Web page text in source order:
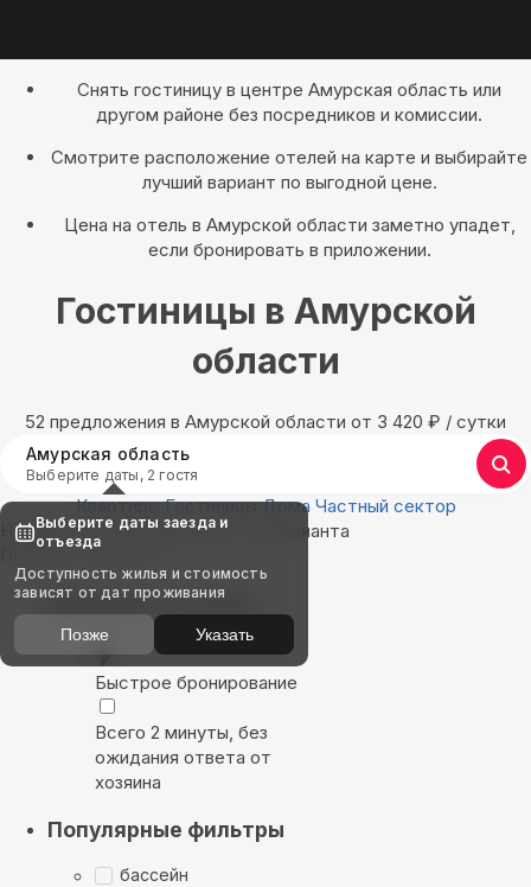
Снять гостиницу в центре Амурская область или
другом районе без посредников и комиссии.
Смотрите расположение отелей на карте и выбирайте
лучший вариант по выгодной цене.
Цена на отель в Амурской области заметно упадет,
если бронировать в приложении.
Гостиницы в Амурской
области
52 предложения в Амурской области oт 3 420 ₽ / сутки
Амурская область
Выберите даты, 2 гостя
Квартиры Гостиницы Дома Частный сектор
Найдём, где остановиться : 52 варианта
Показать на карте
Выбирайте лучшее
Быстрое бронирование
Всего 2 минуты, без
ожидания ответа от
хозяина
Популярные фильтры
бассейн
Выберите даты заезда и
отъезда
Доступность жилья и стоимость
зависят от дат проживания
Позже Указать